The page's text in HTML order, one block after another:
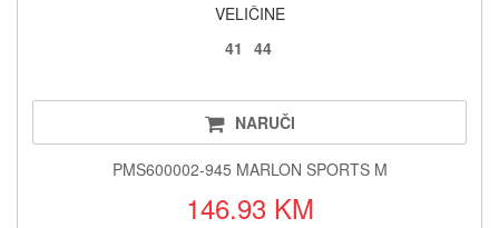
VELIČINE
41 44
NARUČI
PMS600002-945 MARLON SPORTS M
146.93 KM